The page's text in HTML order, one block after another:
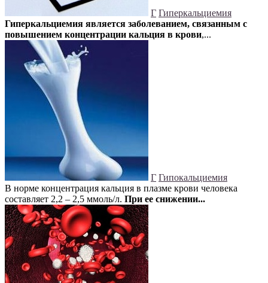
Г Гиперкальциемия
Гиперкальциемия является заболеванием, связанным с
повышением концентрации кальция в крови,...
Г Гипокальциемия
В норме концентрация кальция в плазме крови человека
составляет 2,2 – 2,5 ммоль/л. При ее снижении...